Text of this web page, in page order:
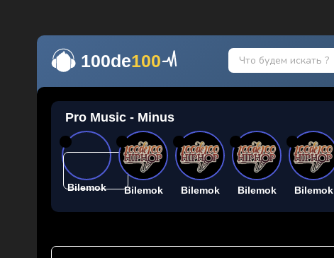
100de100
Pro Music - Minus
Bilemok Bilemok Bilemok Bilemok Bilemok